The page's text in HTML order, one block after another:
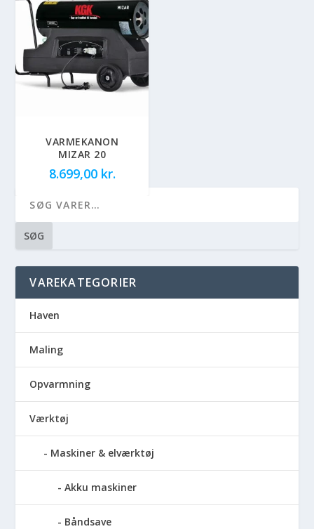
VARMEKANON
MIZAR 20
8.699,00 kr.
SØG
VAREKATEGORIER
Haven
Maling
Opvarmning
Værktøj
Maskiner & elværktøj
Akku maskiner
Båndsave